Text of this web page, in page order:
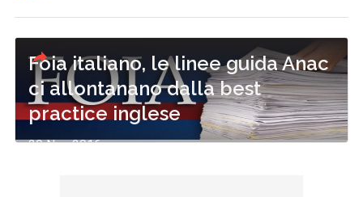
Foia italiano, le linee guida Anac
ci allontanano dalla best
practice inglese
29 Nov 2016